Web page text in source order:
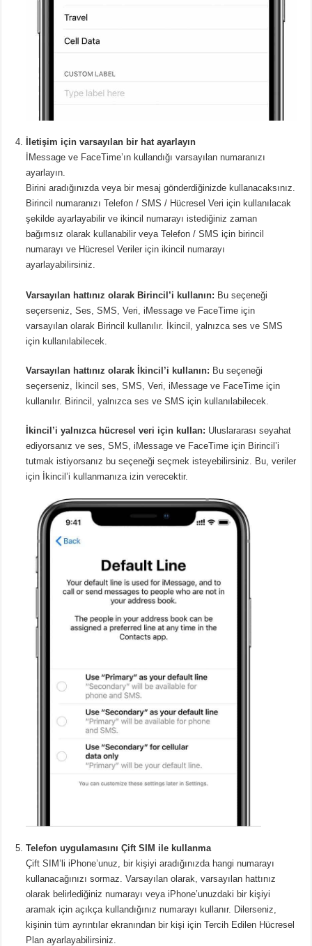
İletişim için varsayılan bir hat ayarlayın
İMessage ve FaceTime’ın kullandığı varsayılan numaranızı
ayarlayın.
Birini aradığınızda veya bir mesaj gönderdiğinizde kullanacaksınız.
Birincil numaranızı Telefon / SMS / Hücresel Veri için kullanılacak
şekilde ayarlayabilir ve ikincil numarayı istediğiniz zaman
bağımsız olarak kullanabilir veya Telefon / SMS için birincil
numarayı ve Hücresel Veriler için ikincil numarayı
ayarlayabilirsiniz.
Varsayılan hattınız olarak Birincil’i kullanın: Bu seçeneği
seçerseniz, Ses, SMS, Veri, iMessage ve FaceTime için
varsayılan olarak Birincil kullanılır. İkincil, yalnızca ses ve SMS
için kullanılabilecek.
Varsayılan hattınız olarak İkincil’i kullanın: Bu seçeneği
seçerseniz, İkincil ses, SMS, Veri, iMessage ve FaceTime için
kullanılır. Birincil, yalnızca ses ve SMS için kullanılabilecek.
İkincil’i yalnızca hücresel veri için kullan: Uluslararası seyahat
ediyorsanız ve ses, SMS, iMessage ve FaceTime için Birincil’i
tutmak istiyorsanız bu seçeneği seçmek isteyebilirsiniz. Bu, veriler
için İkincil’i kullanmanıza izin verecektir.
Telefon uygulamasını Çift SIM ile kullanma
Çift SIM’li iPhone’unuz, bir kişiyi aradığınızda hangi numarayı
kullanacağınızı sormaz. Varsayılan olarak, varsayılan hattınız
olarak belirlediğiniz numarayı veya iPhone’unuzdaki bir kişiyi
aramak için açıkça kullandığınız numarayı kullanır. Dilerseniz,
kişinin tüm ayrıntılar ekranından bir kişi için Tercih Edilen Hücresel
Plan ayarlayabilirsiniz.